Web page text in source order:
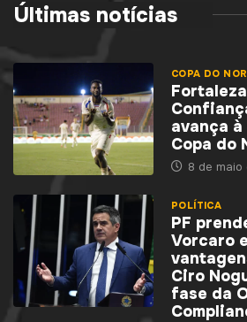
Últimas notícias
COPA DO
avança
Copa do
8 de
POLÍTICA
PF
Vorcaro
Ciro
fase da